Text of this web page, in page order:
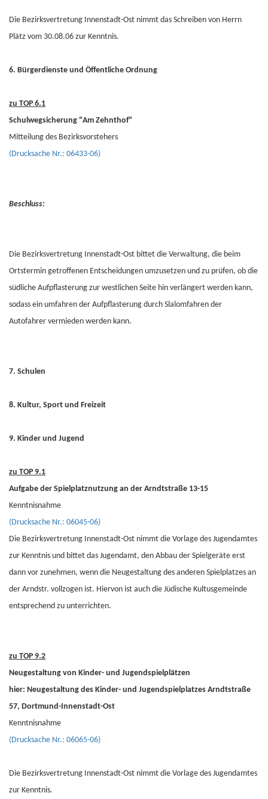
Die Bezirksvertretung Innenstadt-Ost nimmt das Schreiben von Herrn
Plätz vom 30.08.06 zur Kenntnis.
6. Bürgerdienste und Öffentliche Ordnung
zu TOP 6.1
Schulwegsicherung "Am Zehnthof"
Mitteilung des Bezirksvorstehers
(Drucksache Nr.: 06433-06)
Beschluss:
Die Bezirksvertretung Innenstadt-Ost bittet die Verwaltung, die beim
Ortstermin getroffenen Entscheidungen umzusetzen und zu prüfen, ob die
südliche Aufpflasterung zur westlichen Seite hin verlängert werden kann,
sodass ein umfahren der Aufpflasterung durch Slalomfahren der
Autofahrer vermieden werden kann.
7. Schulen
8. Kultur, Sport und Freizeit
9. Kinder und Jugend
zu TOP 9.1
Aufgabe der Spielplatznutzung an der Arndtstraße 13-15
Kenntnisnahme
(Drucksache Nr.: 06045-06)
Die Bezirksvertretung Innenstadt-Ost nimmt die Vorlage des Jugendamtes
zur Kenntnis und bittet das Jugendamt, den Abbau der Spielgeräte erst
dann vor zunehmen, wenn die Neugestaltung des anderen Spielplatzes an
der Arndstr. vollzogen ist. Hiervon ist auch die Jüdische Kultusgemeinde
entsprechend zu unterrichten.
zu TOP 9.2
Neugestaltung von Kinder- und Jugendspielplätzen
hier: Neugestaltung des Kinder- und Jugendspielplatzes Arndtstraße
57, Dortmund-Innenstadt-Ost
Kenntnisnahme
(Drucksache Nr.: 06065-06)
Die Bezirksvertretung Innenstadt-Ost nimmt die Vorlage des Jugendamtes
zur Kenntnis.